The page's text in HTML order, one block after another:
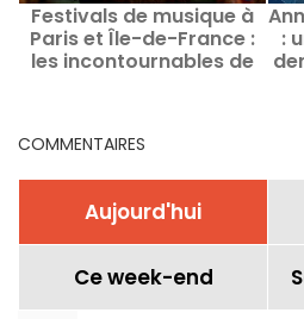
Festivals de musique à
Paris et Île-de-France :
les incontournables de
:
COMMENTAIRES
Aujourd'hui
Ce week-end